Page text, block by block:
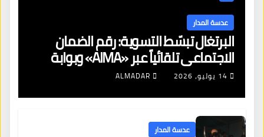
عدسة المدار
البرتغال تبسّط التسوية: رقم الضمان
الاجتماعي تلقائياً عبر «AIMA» وبوابة
جديدة لتجديد الإقامات
14 يوليو، 2026 ALMADAR
عدسة المدار